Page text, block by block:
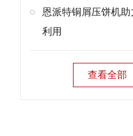
恩派特铜屑压饼机
利用
查看全部